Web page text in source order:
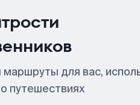
для вас,
путешествиях